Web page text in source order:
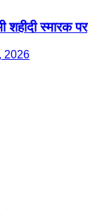
शहीदी स्मारक पर
2026